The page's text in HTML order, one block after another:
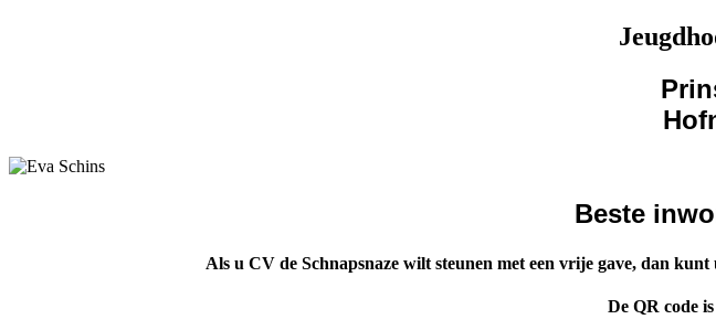
Beste
Als u CV de Schnapsnaze wilt steunen met een vrije gave, dan
De QR code